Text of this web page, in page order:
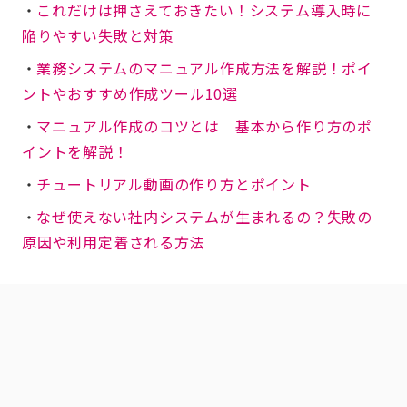
・ これだけは押さえておきたい！システム導入時に
陥りやすい失敗と対策
・業務システムのマニュアル作成方法を解説！ポイ
ントやおすすめ作成ツール10選
・ マニュアル作成のコツとは 基本から作り方のポ
イントを解説！
・ チュートリアル動画の作り方とポイント
・ なぜ使えない社内システムが生まれるの？失敗の
原因や利用定着される方法